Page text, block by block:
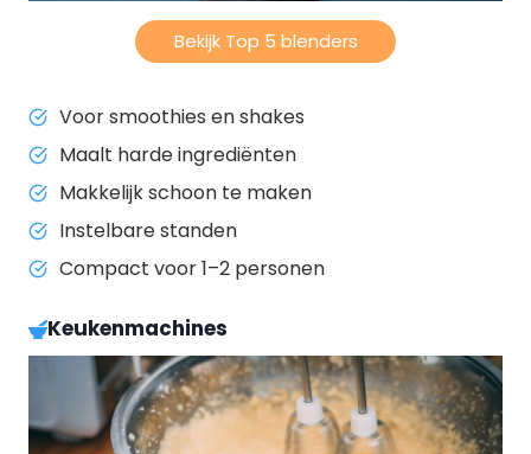
Bekijk Top 5 blenders
Voor smoothies en shakes
Maalt harde ingrediënten
Makkelijk schoon te maken
Instelbare standen
Compact voor 1–2 personen
Keukenmachines